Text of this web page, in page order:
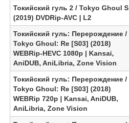
Токийский гуль 2 / Tokyo Ghoul S
(2019) DVDRip-AVC | L2
Токийский гуль: Перерождение /
Tokyo Ghoul: Re [S03] (2018)
WEBRip-HEVC 1080p | Kansai,
AniDUB, AniLibria, Zone Vision
Токийский гуль: Перерождение /
Tokyo Ghoul: Re [S03] (2018)
WEBRip 720p | Kansai, AniDUB,
AniLibria, Zone Vision